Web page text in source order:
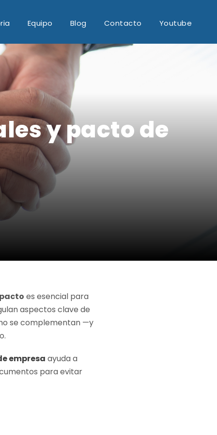
Equipo Blog Contacto Youtube
y pacto de
es esencial para
aspectos clave de
se complementan —y
empresa ayuda a
para evitar